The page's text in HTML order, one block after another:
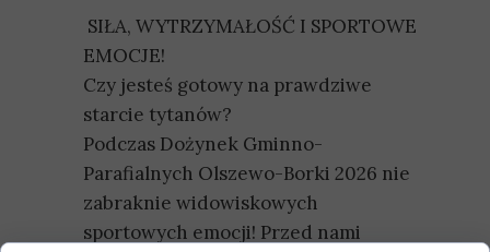
SIŁA, WYTRZYMAŁOŚĆ I SPORTOWE
EMOCJE!
Czy jesteś gotowy na prawdziwe
starcie tytanów?
Podczas Dożynek Gminno-
Parafialnych Olszewo-Borki 2026 nie
zabraknie widowiskowych
sportowych emocji! Przed nami